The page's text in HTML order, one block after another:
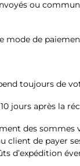
ou
de
toujours de
jours après la
des
client de payer
d’expédition